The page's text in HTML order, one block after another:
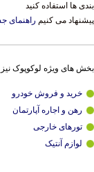
بندی ها استفاده کنید
پیشنهاد می کنیم راهنمای
بخش های ویژه لوکوپوک
خرید و فروش خودرو
رهن و اجاره آپارتمان
تورهای خارجی
لوازم آنتیک